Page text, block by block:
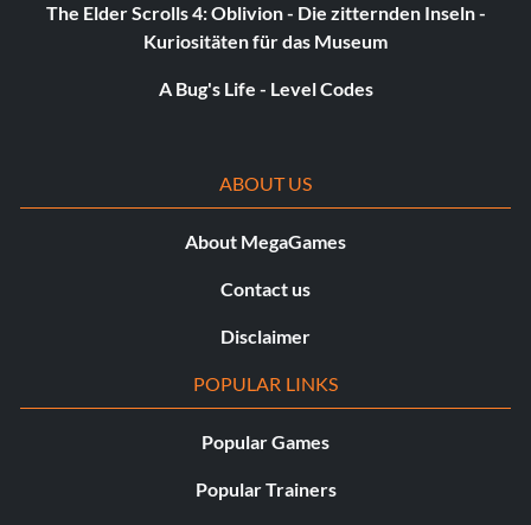
The Elder Scrolls 4: Oblivion - Die zitternden Inseln -
Kuriositäten für das Museum
A Bug's Life - Level Codes
ABOUT US
About MegaGames
Contact us
Disclaimer
POPULAR LINKS
Popular Games
Popular Trainers